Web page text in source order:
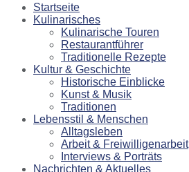
Startseite
Kulinarisches
Kulinarische Touren
Restaurantführer
Traditionelle Rezepte
Kultur & Geschichte
Historische Einblicke
Kunst & Musik
Traditionen
Lebensstil & Menschen
Alltagsleben
Arbeit & Freiwilligenarbeit
Interviews & Porträts
Nachrichten & Aktuelles